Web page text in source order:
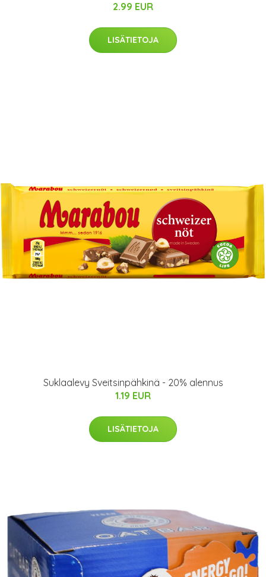
2.99 EUR
LISÄTIETOJA
Suklaalevy Sveitsinpähkinä - 20% alennus
1.19 EUR
LISÄTIETOJA